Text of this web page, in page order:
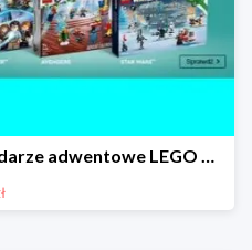
Kalendarze adwentowe LEGO w Smyku w super cenie